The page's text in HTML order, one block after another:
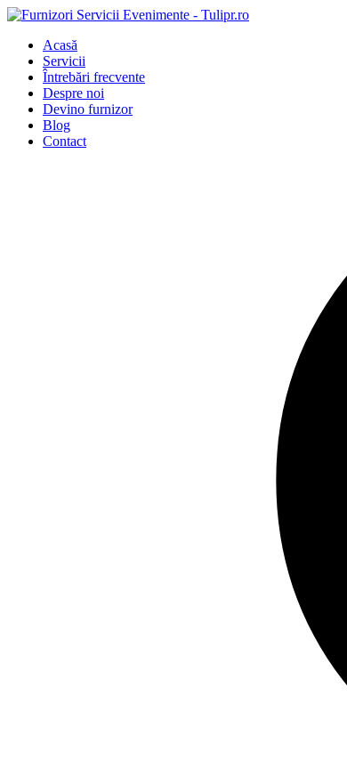
Acasă
Servicii
Întrebări frecvente
Despre noi
Devino furnizor
Blog
Contact